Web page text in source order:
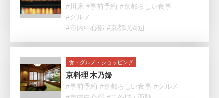
#川床 #事前予約 #京都らしい食事
#グルメ
#市内中心部 #京都駅周辺
食・グルメ・ショッピング
京料理 木乃婦
#事前予約 #京都らしい食事 #グルメ